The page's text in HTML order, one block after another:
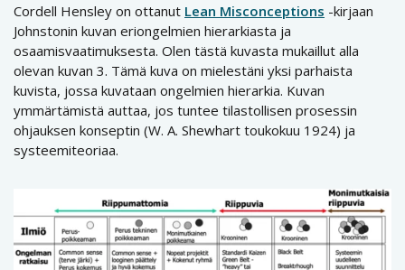
Cordell Hensley on ottanut Lean Misconceptions -kirjaan
Johnstonin kuvan eriongelmien hierarkiasta ja
osaamisvaatimuksesta. Olen tästä kuvasta mukaillut alla
olevan kuvan 3. Tämä kuva on mielestäni yksi parhaista
kuvista, jossa kuvataan ongelmien hierarkia. Kuvan
ymmärtämistä auttaa, jos tuntee tilastollisen prosessin
ohjauksen konseptin (W. A. Shewhart toukokuu 1924) ja
systeemiteoriaa.